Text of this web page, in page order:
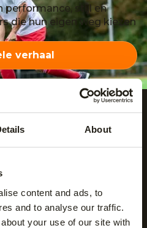
About
content and ads, to
and to analyse our traffic.
your use of our site with
performance, stijl en
die hun eigen weg kiezen
verhaal
is
sport leeft en